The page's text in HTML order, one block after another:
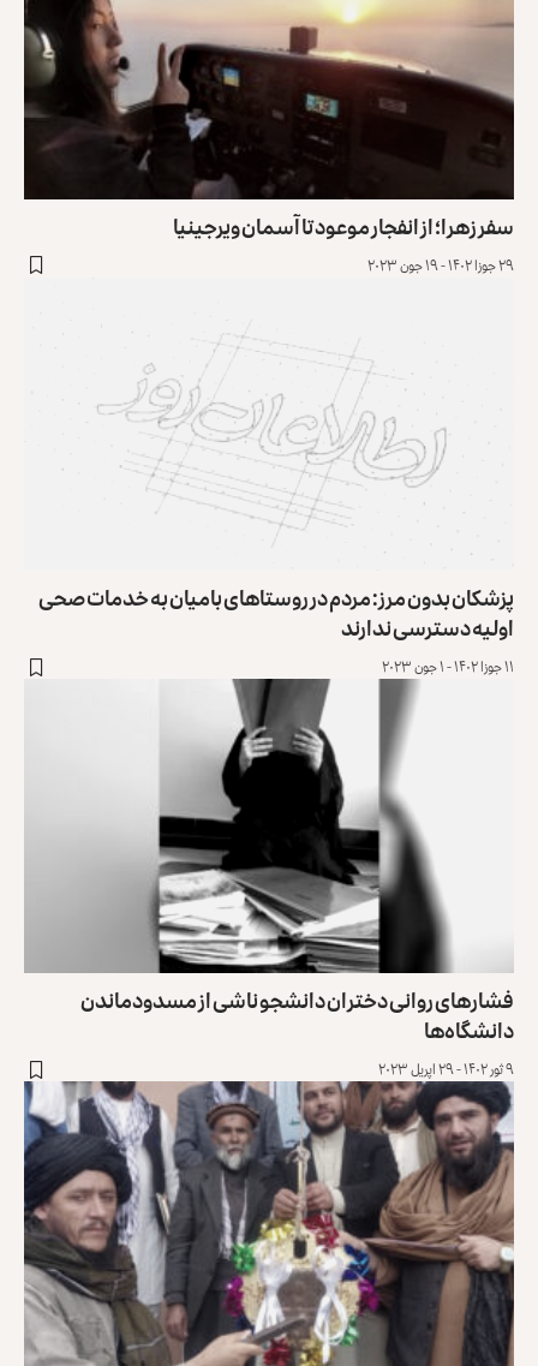
سفر زهرا؛ از انفجار موعود تا آسمان ویرجینیا
۲۹ جوزا ۱۴۰۲ - ۱۹ جون ۲۰۲۳
پزشکان بدون مرز: مردم در روستاهای بامیان به خدمات صحی
اولیه دسترسی ندارند
۱۱ جوزا ۱۴۰۲ - ۱ جون ۲۰۲۳
فشارهای روانی دختران دانشجو ناشی از مسدودماندن
دانشگاه‌ها
۹ ثور ۱۴۰۲ - ۲۹ اپریل ۲۰۲۳